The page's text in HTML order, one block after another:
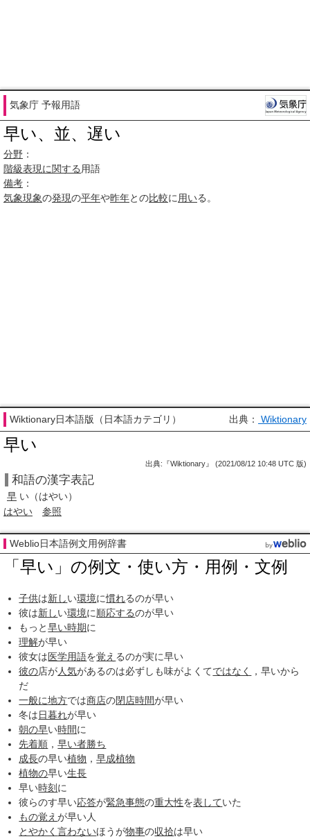
気象庁 予報用語
早い、並、遅い
分野 ：
階級表現に関する 用語
備考 ：
気象現象の発現の平年や昨年との比較に 用いる。
Wiktionary日本語版（日本語カテゴリ） 出典： Wiktionary
早い
出典:『Wiktionary』 (2021/08/12 10:48 UTC 版)
和語の漢字表記
早 い （はやい）
はやい
参照
Weblio日本語例文用例辞書
「早い」の例文・使い方・用例・文例
子供は新しい環境に慣れるのが早い
彼は新しい環境に 順応するのが早い
もっと早い時期に
理解が早い
彼女は医学用語を覚え るのが実に早い
彼の店が人気があるのは必ずしも味がよくてではなく
，早いから
だ
一般に地方では商店の閉店時間が早い
冬は日暮れが早い
朝の早い時間に
先着順 ，早い者勝ち
成長の早い植物 ，早成植物
植物の早い生長
早い時刻 に
彼らのす早い応答が緊急事態の重大性を表していた
もの覚えが早い人
とやかく言わないほうが物事の収拾は早い